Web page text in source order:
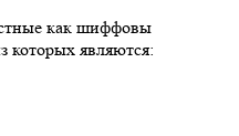
как шиффовы
которых являются: